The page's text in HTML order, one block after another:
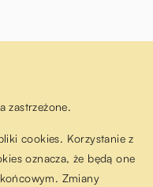
zastrzeżone.
cookies. Korzystanie z
oznacza, że będą one
Zmiany